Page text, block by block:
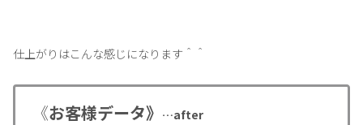
仕上がりはこんな感じになります＾＾
《お客様データ》 …after